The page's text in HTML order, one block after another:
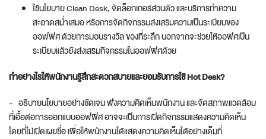
ใช้นโยบาย Clean Desk, จัดล็อกเกอร์ส่วนตัว และบริการทำความ
สะอาดสม่ำเสมอ หรือการจัดกิจกรรมส่งเสริมความเป็นระเบียบของ
ออฟฟิศ ด้วยการมอบรางวัล ของที่ระลึก นอกจากจะช่วยให้ออฟิศเป็น
ระเบียบแล้วยังส่งเสริมกิจกรรมในออฟฟิศด้วย
ทำอย่างไรให้พนักงานรู้สึกสะดวกสบายและยอมรับการใช้ Hot Desk?
- อธิบายนโยบายอย่างชัดเจน ฟังความคิดเห็นพนักงาน และจัดสภาพแวดล้อม
ที่เอื้อต่อการออกแบบออฟฟิศอาจจะเป็นการเปิดกิจกรรมแสดงความคิดเห็น
โดยที่ไม่เปิดเผยชื่อ เพื่อให้พนักงานได้แสดงความคิดเห็นได้อย่างเต็มที่